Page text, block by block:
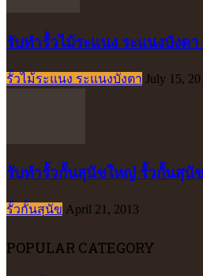
รับทำรั้วไม้ระแนง ระแนงบังต
รั้วไม้ระแนง ระแนงบังตา July 15,
รับทำรั้วกั้นสุนัขใหญ่ รั้วกั้นสุนั
รั้วกั้นสุนัข April 21, 2013
POPULAR CATEGORY